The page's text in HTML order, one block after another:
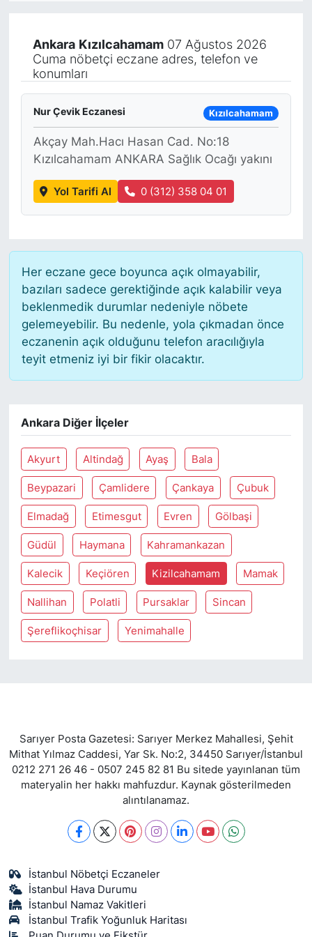
Ankara Kızılcahamam07 Ağustos 2026
Cuma nöbetçi eczane adres, telefon ve
konumları
Nur Çevik Eczanesi Kızılcahamam
Akçay Mah.Hacı Hasan Cad. No:18
Kızılcahamam ANKARA Sağlık Ocağı yakını
Yol Tarifi Al 0 (312) 358 04 01
Her eczane gece boyunca açık olmayabilir,
bazıları sadece gerektiğinde açık kalabilir veya
beklenmedik durumlar nedeniyle nöbete
gelemeyebilir. Bu nedenle, yola çıkmadan önce
eczanenin açık olduğunu telefon aracılığıyla
teyit etmeniz iyi bir fikir olacaktır.
Ankara Diğer İlçeler
Akyurt Altindağ Ayaş Bala
Beypazari Çamlidere Çankaya Çubuk
Elmadağ Etimesgut Evren Gölbaşi
Güdül Haymana Kahramankazan
Kalecik Keçiören Kizilcahamam Mamak
Nallihan Polatli Pursaklar Sincan
Şereflikoçhisar Yenimahalle
Sarıyer Posta Gazetesi: Sarıyer Merkez Mahallesi, Şehit
Mithat Yılmaz Caddesi, Yar Sk. No:2, 34450 Sarıyer/İstanbul
0212 271 26 46 - 0507 245 82 81 Bu sitede yayınlanan tüm
materyalin her hakkı mahfuzdur. Kaynak gösterilmeden
alıntılanamaz.
İstanbul Nöbetçi Eczaneler
İstanbul Hava Durumu
İstanbul Namaz Vakitleri
İstanbul Trafik Yoğunluk Haritası
KÖŞE YAZILARI (Arşiv)
KÜLTÜR SANAT
MAGAZİN
RÖPORTAJ
SAĞLIK
SARIYER İMAR BARIŞI
SEKTÖR
SİYASET
SON DAKİKA HABERİ
SPOR
TEKNOLOJİ
TÜRKİYE VE DÜNYA GÜNDEMİ
VİDEO GALERİ
YAŞAM